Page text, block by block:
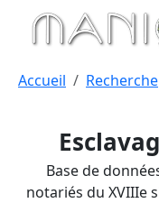
Aller au contenu
Base de
notariés du XVIIIe
Accueil Recherche